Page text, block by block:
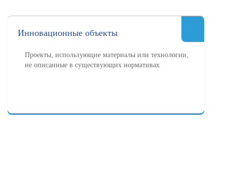
Инновационные объекты
Проекты, использующие материалы или технологии,
не описанные в существующих нормативах